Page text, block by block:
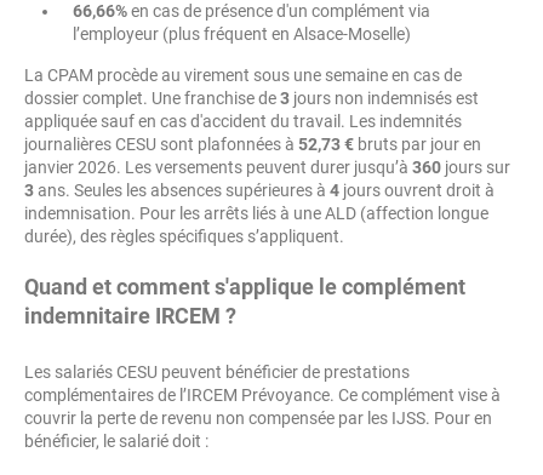
66,66%en cas de présence d'un complément via
l’employeur (plus fréquent en Alsace-Moselle)
La CPAM procède au virement sous une semaine en cas de
dossier complet. Une franchise de3 jours non indemnisés est
appliquée sauf en cas d'accident du travail. Les indemnités
journalières CESU sont plafonnées à 52,73 € bruts par jour en
janvier 2026. Les versements peuvent durer jusqu’à 360 jours sur
3ans. Seules les absences supérieures à 4 jours ouvrent droit à
indemnisation. Pour les arrêts liés à une ALD (affection longue
durée), des règles spécifiques s’appliquent.
Quand et comment s'applique le complément
indemnitaire IRCEM ?
Les salariés CESU peuvent bénéficier de prestations
complémentaires de l’IRCEM Prévoyance. Ce complément vise à
couvrir la perte de revenu non compensée par les IJSS. Pour en
bénéficier, le salarié doit :